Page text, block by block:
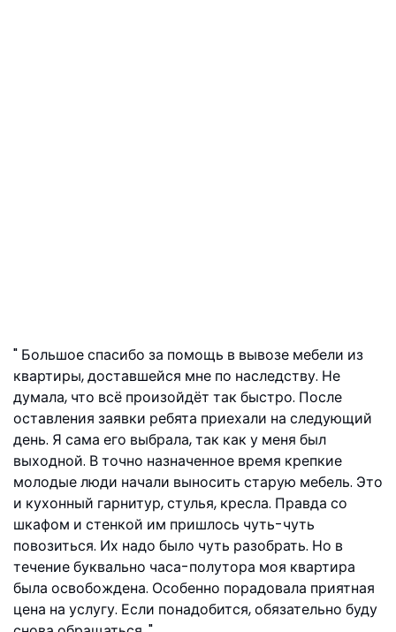
Большое спасибо за помощь в вывозе мебели из
квартиры, доставшейся мне по наследству. Не
думала, что всё произойдёт так быстро. После
оставления заявки ребята приехали на следующий
день. Я сама его выбрала, так как у меня был
выходной. В точно назначенное время крепкие
молодые люди начали выносить старую мебель. Это
и кухонный гарнитур, стулья, кресла. Правда со
шкафом и стенкой им пришлось чуть-чуть
повозиться. Их надо было чуть разобрать. Но в
течение буквально часа-полутора моя квартира
была освобождена. Особенно порадовала приятная
цена на услугу. Если понадобится, обязательно буду